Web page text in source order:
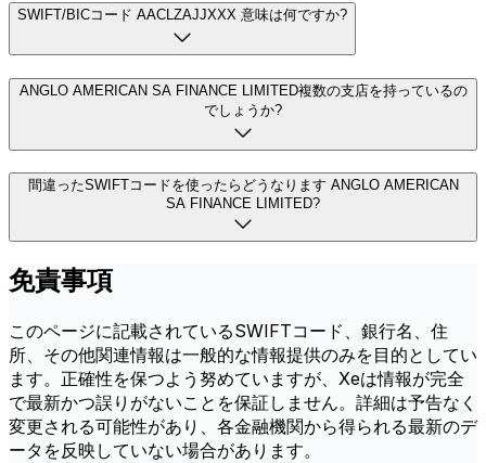
SWIFT/BICコード AACLZAJJXXX 意味は何ですか?
ANGLO AMERICAN SA FINANCE LIMITED複数の支店を持っているの
でしょうか?
間違ったSWIFTコードを使ったらどうなります ANGLO AMERICAN
SA FINANCE LIMITED?
免責事項
このページに記載されているSWIFTコード、銀行名、住
所、その他関連情報は一般的な情報提供のみを目的としてい
ます。正確性を保つよう努めていますが、Xeは情報が完全
で最新かつ誤りがないことを保証しません。詳細は予告なく
変更される可能性があり、各金融機関から得られる最新のデ
ータを反映していない場合があります。